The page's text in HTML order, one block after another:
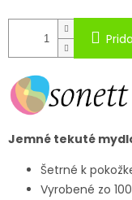
Jemné tekuté
Šetrné k
Vyrobené zo